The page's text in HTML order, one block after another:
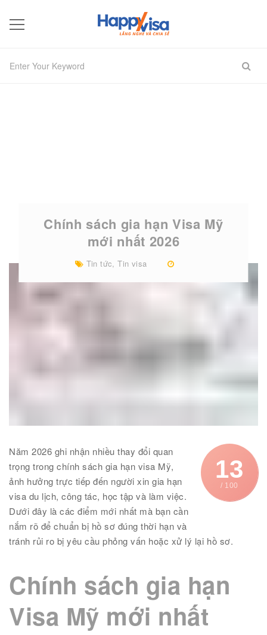
Chính sách gia hạn Visa Mỹ
mới nhất 2026
Tin tức,Tin visa
13
/ 100
Năm 2026 ghi nhận nhiều thay đổi quan
trọng trong chính sách gia hạn visa Mỹ,
ảnh hưởng trực tiếp đến người xin gia hạn
visa du lịch, công tác, học tập và làm việc.
Dưới đây là các điểm mới nhất mà bạn cần
nắm rõ để chuẩn bị hồ sơ đúng thời hạn và
tránh rủi ro bị yêu cầu phỏng vấn hoặc xử lý lại hồ sơ.
Chính sách gia hạn
Visa Mỹ mới nhất